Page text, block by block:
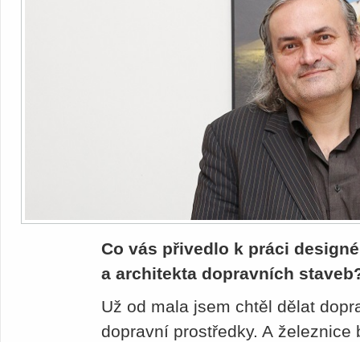
Co vás přivedlo k práci
a architekta dopravních
Už od mala jsem chtěl dělat
dopravní prostředky. A